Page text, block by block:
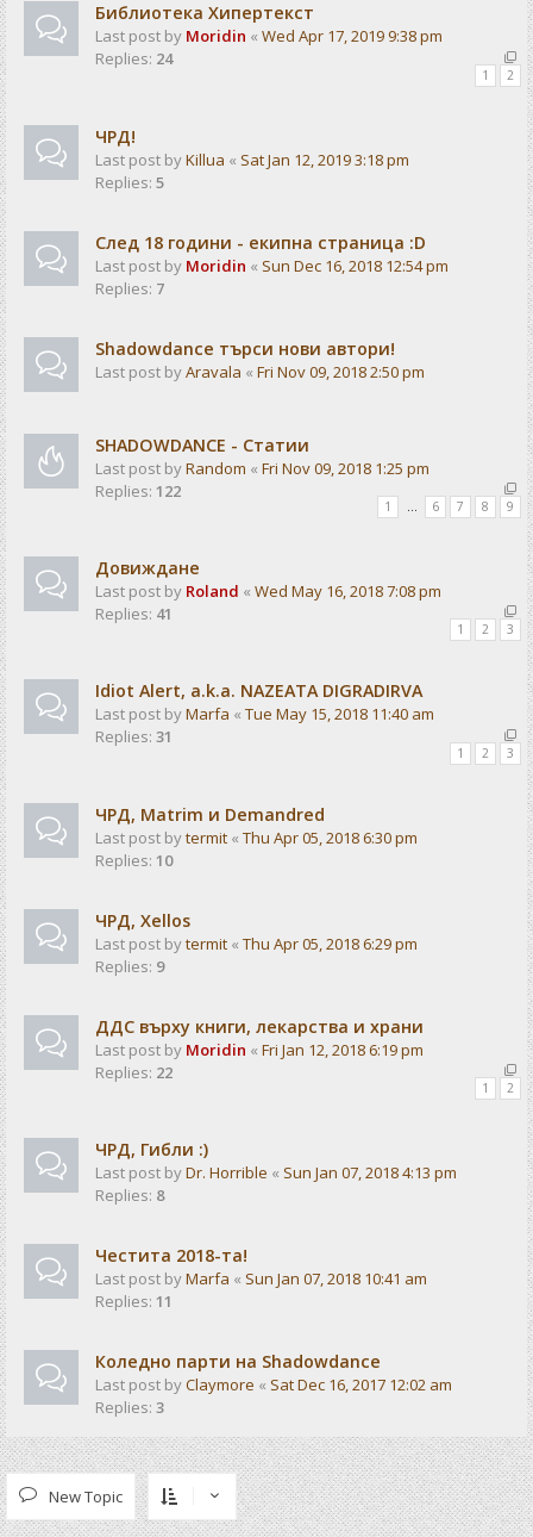
Библиотека Хипертекст
Last post by Moridin « Wed Apr 17, 2019 9:38 pm
Replies: 24
1 2
ЧРД!
Last post byKillua « Sat Jan 12, 2019 3:18 pm
Replies: 5
След 18 години - екипна страница :D
Last post by Moridin « Sun Dec 16, 2018 12:54 pm
Replies: 7
Shadowdance търси нови автори!
Last post byAravala « Fri Nov 09, 2018 2:50 pm
SHADOWDANCE - Статии
Last post byRandom « Fri Nov 09, 2018 1:25 pm
Replies: 122
1 … 6 7 8 9
Довиждане
Last post by Roland « Wed May 16, 2018 7:08 pm
Replies: 41
1 2 3
Idiot Alert, a.k.a. NAZEATA DIGRADIRVA
Last post byMarfa « Tue May 15, 2018 11:40 am
Replies: 31
1 2 3
ЧРД, Matrim и Demandred
Last post bytermit « Thu Apr 05, 2018 6:30 pm
Replies: 10
ЧРД, Xellos
Last post bytermit « Thu Apr 05, 2018 6:29 pm
Replies: 9
ДДС върху книги, лекарства и храни
Last post by Moridin « Fri Jan 12, 2018 6:19 pm
Replies: 22
1 2
ЧРД, Гибли :)
Last post byDr. Horrible « Sun Jan 07, 2018 4:13 pm
Replies: 8
Честита 2018-та!
Last post byMarfa « Sun Jan 07, 2018 10:41 am
Replies: 11
Коледно парти на Shadowdance
Last post byClaymore « Sat Dec 16, 2017 12:02 am
Replies: 3
New Topic